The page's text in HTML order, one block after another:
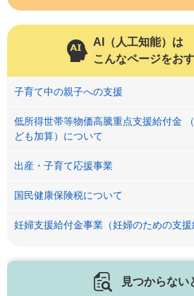
AI（人工知能）は
こんなページをお
子育て中の親子への支援
低所得世帯等物価高騰重点支援給付金
ども加算）について
出産・子育て応援事業
国民健康保険税について
妊婦支援給付金事業（妊婦のための支援
見つからない